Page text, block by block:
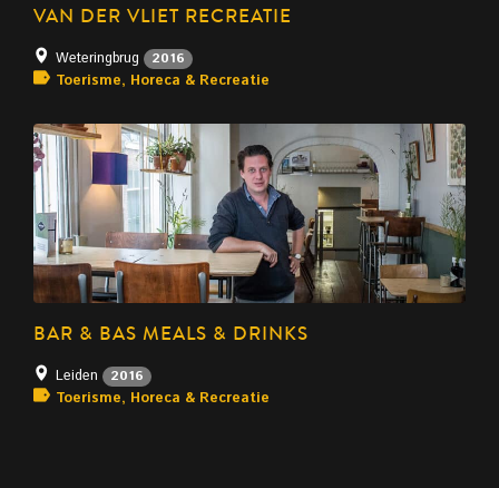
VAN DER VLIET RECREATIE
Weteringbrug 2016
Toerisme, Horeca & Recreatie
BAR & BAS MEALS & DRINKS
Leiden 2016
Toerisme, Horeca & Recreatie